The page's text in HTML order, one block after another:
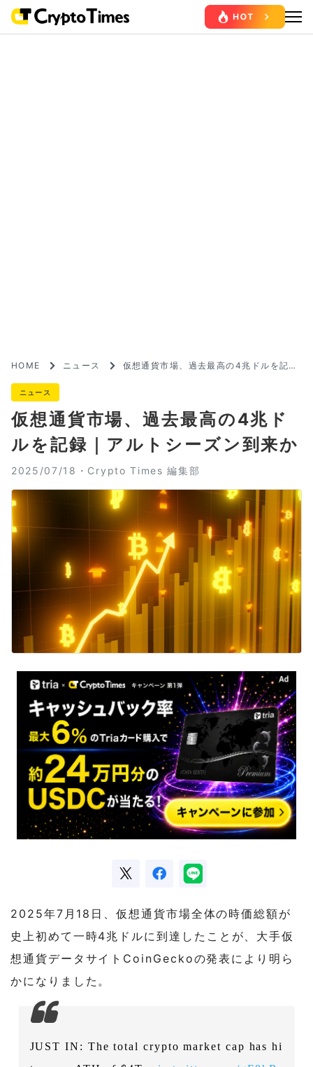
HOME ニュース
仮想通貨市場、過去最高の4兆ドルを記録
ニュース
仮想通貨市場、過去最高の4兆ド
ルを記録｜アルトシーズン到来か
2025/07/18・ Crypto Times 編集部
2025年7月18日、仮想通貨市場全体の時価総額が
史上初めて一時4兆ドルに到達したことが、大手仮
想通貨データサイトCoinGeckoの発表により明ら
かになりました。
JUST IN: The total crypto market cap has hi